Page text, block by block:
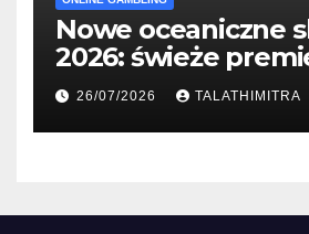
Nowe oceaniczne
2026: świeże
studia
26/07/2026 TALATHIMITRA